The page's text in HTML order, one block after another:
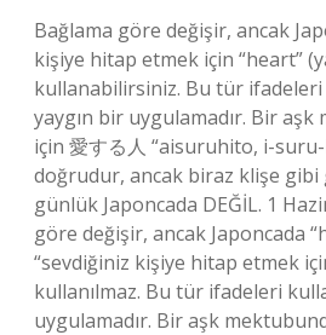
Bağlama göre değişir, ancak
kişiye hitap etmek için “heart”
kullanabilirsiniz. Bu tür
yaygın bir uygulamadır. Bir aşk
için 愛する人 “aisuruhito, i-
doğrudur, ancak biraz klişe gibi
günlük Japoncada DEĞİL. 1
göre değişir, ancak Japoncada
“sevdiğiniz kişiye hitap etmek
kullanılmaz. Bu tür ifadeleri
uygulamadır. Bir aşk